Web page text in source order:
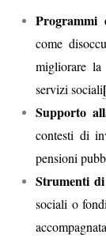
Programmi
come
migliorare la
servizi sociali
Supporto
contesti di
pensioni
Strumenti
sociali o